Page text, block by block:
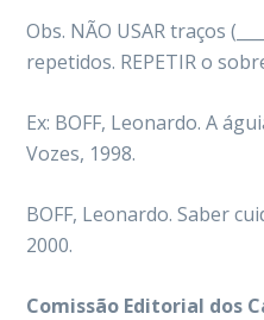
Obs. NÃO USAR traços
repetidos. REPETIR o
Ex: BOFF, Leonardo. A
Vozes, 1998.
BOFF, Leonardo. Saber
2000.
Comissão Editorial dos